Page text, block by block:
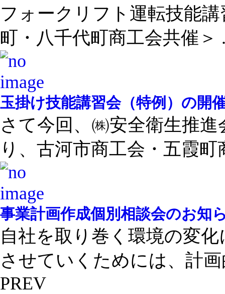
フォークリフト運転技能
町・八千代町商工会共催＞
玉掛け技能講習会（特例）の開
さて今回、㈱安全衛生推
り、古河市商工会・五霞町
事業計画作成個別相談会のお知
自社を取り巻く環境の変
させていくためには、計画
PREV